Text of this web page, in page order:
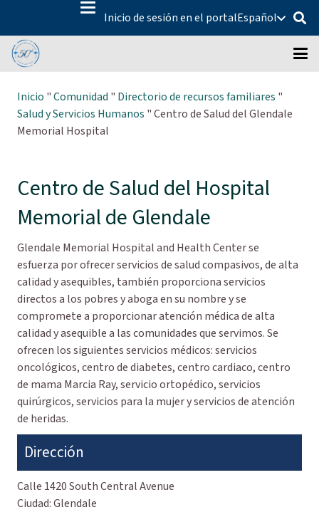
Inicio de sesión en el portalEspañol
Inicio "Comunidad " Directorio de recursos familiares "
Salud y Servicios Humanos "Centro de Salud del Glendale
Memorial Hospital
Centro de Salud del Hospital
Memorial de Glendale
Glendale Memorial Hospital and Health Center se
esfuerza por ofrecer servicios de salud compasivos, de alta
calidad y asequibles, también proporciona servicios
directos a los pobres y aboga en su nombre y se
compromete a proporcionar atención médica de alta
calidad y asequible a las comunidades que servimos. Se
ofrecen los siguientes servicios médicos: servicios
oncológicos, centro de diabetes, centro cardiaco, centro
de mama Marcia Ray, servicio ortopédico, servicios
quirúrgicos, servicios para la mujer y servicios de atención
de heridas.
Dirección
Calle 1420 South Central Avenue
Ciudad:Glendale